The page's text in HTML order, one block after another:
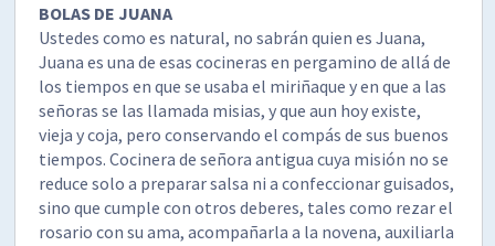
BOLAS DE JUANA
Ustedes como es natural, no sabrán quien es Juana,
Juana es una de esas cocineras en pergamino de allá de
los tiempos en que se usaba el miriñaque y en que a las
señoras se las llamada misias, y que aun hoy existe,
vieja y coja, pero conservando el compás de sus buenos
tiempos. Cocinera de señora antigua cuya misión no se
reduce solo a preparar salsa ni a confeccionar guisados,
sino que cumple con otros deberes, tales como rezar el
rosario con su ama, acompañarla a la novena, auxiliarla